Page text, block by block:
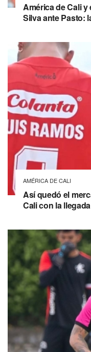
América de Cali
Silva ante Pasto:
AMÉRICA DE CALI
Así quedó el
Cali con la